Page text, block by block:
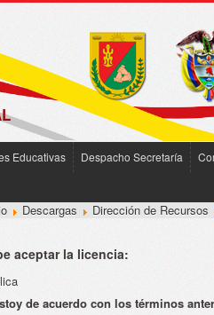
Educativas Despacho Secretaría
Descargas Dirección de Recursos
aceptar la licencia:
de acuerdo con los términos